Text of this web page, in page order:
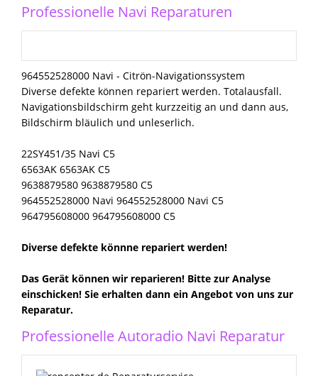
Professionelle Navi Reparaturen
964552528000 Navi - Citrön-Navigationssystem
Diverse defekte können repariert werden. Totalausfall.
Navigationsbildschirm geht kurzzeitig an und dann aus,
Bildschirm bläulich und unleserlich.
22SY451/35 Navi C5
6563AK 6563AK C5
9638879580 9638879580 C5
964552528000 Navi 964552528000 Navi C5
964795608000 964795608000 C5
Diverse defekte könnne repariert werden!
Das Gerät können wir reparieren! Bitte zur Analyse
einschicken! Sie erhalten dann ein Angebot von uns zur
Reparatur.
Professionelle Autoradio Navi Reparatur